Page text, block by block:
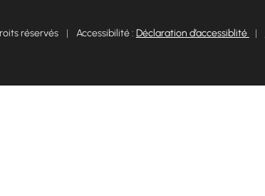
réservés | Accessibilité : Déclaration d’accessiblité |